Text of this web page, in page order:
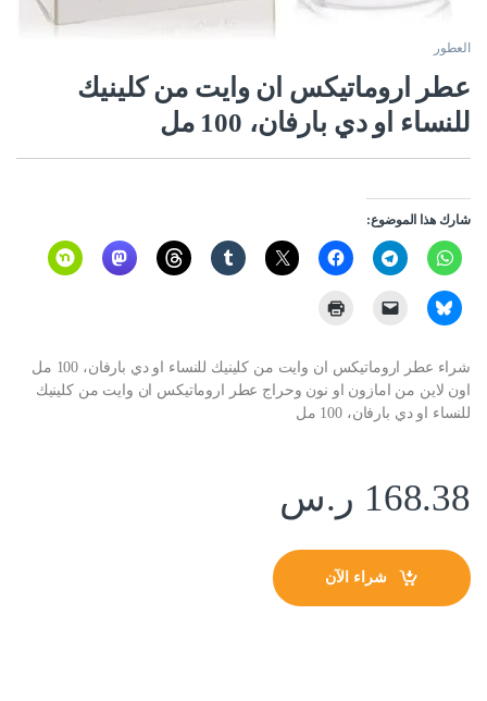
العطور
عطر اروماتيكس ان وايت من كلينيك
للنساء او دي بارفان، 100 مل
شارك هذا الموضوع:
شراء عطر اروماتيكس ان وايت من كلينيك للنساء او دي بارفان، 100 مل
اون لاين من امازون او نون وحراج عطر اروماتيكس ان وايت من كلينيك
للنساء او دي بارفان، 100 مل
168.38 ر.س
شراء الآن